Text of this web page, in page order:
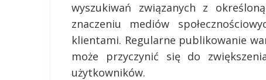
wyszukiwań związanych z
znaczeniu mediów
klientami. Regularne publikowanie
może przyczynić się do
użytkowników.